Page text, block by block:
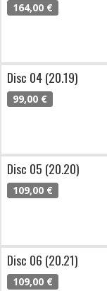
164,00 €
Disc 04 (20.19)
99,00 €
Disc 05 (20.20)
109,00 €
Disc 06 (20.21)
109,00 €